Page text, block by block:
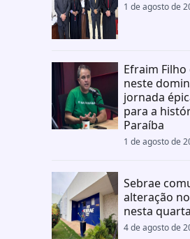
1 de agosto de
Efraim Filho
neste
jornada
para a
Paraíba
1 de agosto de
Sebrae
alteração
nesta
4 de agosto de